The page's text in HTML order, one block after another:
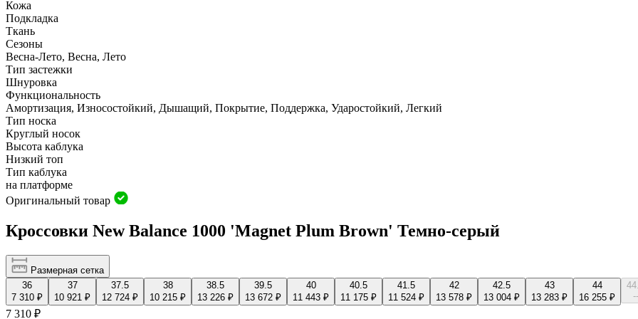
Кожа
Подкладка
Ткань
Сезоны
Весна-Лето, Весна, Лето
Тип застежки
Шнуровка
Функциональность
Амортизация, Износостойкий, Дышащий, Покрытие, Поддержка, Ударостойкий, Легкий
Тип носка
Круглый носок
Высота каблука
Низкий топ
Тип каблука
на платформе
Оригинальный товар
Кроссовки New Balance 1000 'Magnet Plum Brown' Темно-серый
Размерная сетка
36
7 310 ₽
37
10 921 ₽
37.5
12 724 ₽
38
10 215 ₽
38.5
13 226 ₽
39.5
13 672 ₽
40
11 443 ₽
40.5
11 175 ₽
41.5
11 524 ₽
42
13 578 ₽
42.5
13 004 ₽
43
13 283 ₽
44
16 255 ₽
--
7 310 ₽